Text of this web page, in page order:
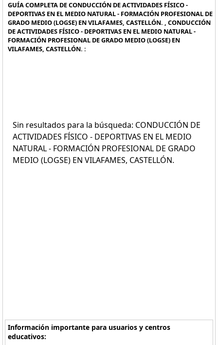
GUÍA COMPLETA DE CONDUCCIÓN DE ACTIVIDADES FÍSICO -
DEPORTIVAS EN EL MEDIO NATURAL - FORMACIÓN PROFESIONAL DE
GRADO MEDIO (LOGSE) EN VILAFAMES, CASTELLÓN. , CONDUCCIÓN
DE ACTIVIDADES FÍSICO - DEPORTIVAS EN EL MEDIO NATURAL -
FORMACIÓN PROFESIONAL DE GRADO MEDIO (LOGSE) EN
VILAFAMES, CASTELLÓN. :
Sin resultados para la búsqueda: CONDUCCIÓN DE
ACTIVIDADES FÍSICO - DEPORTIVAS EN EL MEDIO
NATURAL - FORMACIÓN PROFESIONAL DE GRADO
MEDIO (LOGSE) EN VILAFAMES, CASTELLÓN.
Información importante para usuarios y centros
educativos: